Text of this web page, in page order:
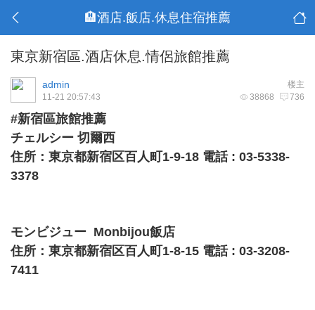
🏨酒店.飯店.休息住宿推薦
東京新宿區.酒店休息.情侶旅館推薦
楼主
admin
38868 736
11-21 20:57:43
#新宿區旅館推薦
チェルシー 切爾西
住所：東京都新宿区百人町1-9-18 電話 : 03-5338-
3378
モンビジュー Monbijou飯店
住所：東京都新宿区百人町1-8-15 電話 : 03-3208-
7411